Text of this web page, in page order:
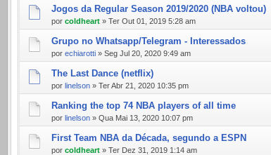
Jogos da Regular Season 2019/2020 (NBA voltou)
por coldheart » Ter Out 01, 2019 5:28 am
Grupo no Whatsapp/Telegram - Interessados
por echiarotti » Seg Jul 20, 2020 9:49 am
The Last Dance (netflix)
por linelson » Ter Abr 21, 2020 10:35 pm
Ranking the top 74 NBA players of all time
por linelson » Qua Mai 13, 2020 10:07 pm
First Team NBA da Década, segundo a ESPN
por coldheart » Ter Dez 31, 2019 1:14 am